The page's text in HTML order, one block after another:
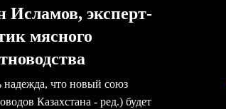
Исламов, эксперт-
мясного
надежда, что новый союз
Казахстана - ред.) будет